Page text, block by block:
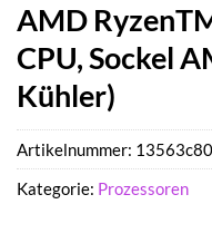
AMD
CPU, Sockel
Kühler)
Artikelnummer:
Kategorie: Prozessoren